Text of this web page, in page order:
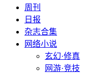
周刊
日报
杂志合集
网络小说
玄幻·修真
网游·竞技